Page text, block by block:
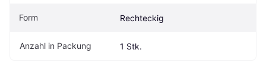
Form Rechteckig
Anzahl in Packung 1 Stk.